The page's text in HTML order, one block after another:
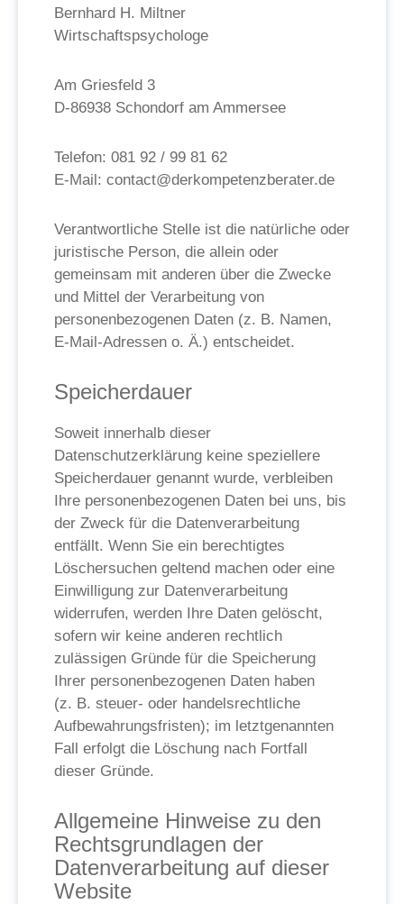
Bernhard H. Miltner
Wirtschaftspsychologe
Am Griesfeld 3
D-86938 Schondorf am Ammersee
Telefon: 081 92 / 99 81 62
E-Mail: contact@derkompetenzberater.de
Verantwortliche Stelle ist die natürliche oder
juristische Person, die allein oder
gemeinsam mit anderen über die Zwecke
und Mittel der Verarbeitung von
personenbezogenen Daten (z. B. Namen,
E-Mail-Adressen o. Ä.) entscheidet.
Speicherdauer
Soweit innerhalb dieser
Datenschutzerklärung keine speziellere
Speicherdauer genannt wurde, verbleiben
Ihre personenbezogenen Daten bei uns, bis
der Zweck für die Datenverarbeitung
entfällt. Wenn Sie ein berechtigtes
Löschersuchen geltend machen oder eine
Einwilligung zur Datenverarbeitung
widerrufen, werden Ihre Daten gelöscht,
sofern wir keine anderen rechtlich
zulässigen Gründe für die Speicherung
Ihrer personenbezogenen Daten haben
(z. B. steuer- oder handelsrechtliche
Aufbewahrungsfristen); im letztgenannten
Fall erfolgt die Löschung nach Fortfall
dieser Gründe.
Allgemeine Hinweise zu den
Rechtsgrundlagen der
Datenverarbeitung auf dieser
Website